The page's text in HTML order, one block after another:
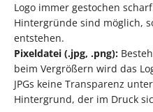
Logo immer gestochen
Hintergründe sind möglich,
entstehen.
Pixeldatei (.jpg, .png):
beim Vergrößern wird das
JPGs keine Transparenz
Hintergrund, der im Druck